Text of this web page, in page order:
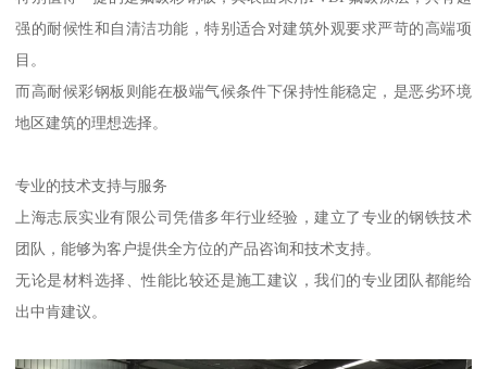
强的耐候性和自清洁功能，特别适合对建筑外观要求严苛的高端项
目。
而高耐候彩钢板则能在极端气候条件下保持性能稳定，是恶劣环境
地区建筑的理想选择。
专业的技术支持与服务
上海志辰实业有限公司凭借多年行业经验，建立了专业的钢铁技术
团队，能够为客户提供全方位的产品咨询和技术支持。
无论是材料选择、性能比较还是施工建议，我们的专业团队都能给
出中肯建议。